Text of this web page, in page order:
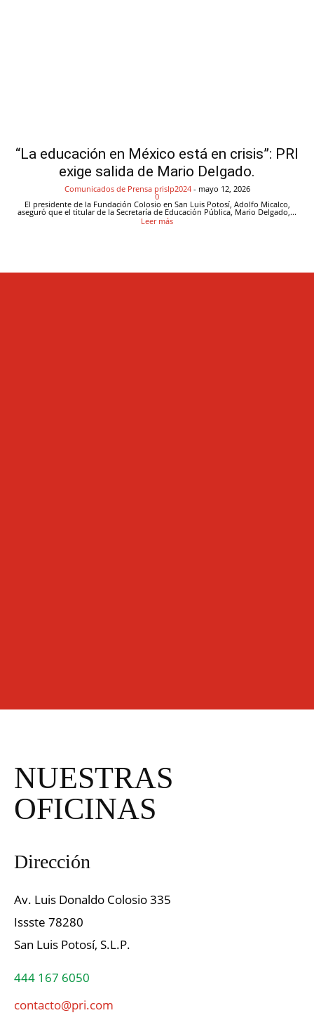
“La educación en México está en crisis”: PRI
exige salida de Mario Delgado.
Comunicados de Prensa prislp2024 - mayo 12, 2026
0
El presidente de la Fundación Colosio en San Luis Potosí, Adolfo Micalco,
aseguró que el titular de la Secretaría de Educación Pública, Mario Delgado,...
Leer más
NUESTRAS
OFICINAS
Dirección
Av. Luis Donaldo Colosio 335
Issste 78280
San Luis Potosí, S.L.P.
444 167 6050
contacto@pri.com